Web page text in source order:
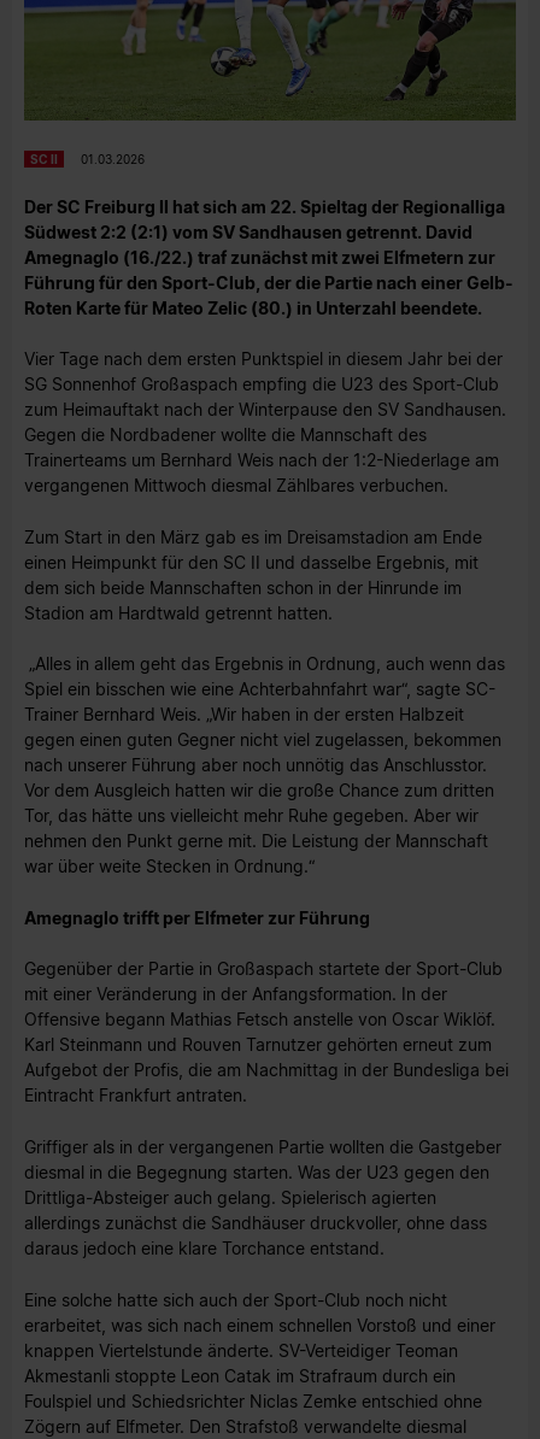
SC II 01.03.2026
Der SC Freiburg II hat sich am 22. Spieltag der Regionalliga
Südwest 2:2 (2:1) vom SV Sandhausen getrennt. David
Amegnaglo (16./22.) traf zunächst mit zwei Elfmetern zur
Führung für den Sport-Club, der die Partie nach einer Gelb-
Roten Karte für Mateo Zelic (80.) in Unterzahl beendete.
Vier Tage nach dem ersten Punktspiel in diesem Jahr bei der
SG Sonnenhof Großaspach empfing die U23 des Sport-Club
zum Heimauftakt nach der Winterpause den SV Sandhausen.
Gegen die Nordbadener wollte die Mannschaft des
Trainerteams um Bernhard Weis nach der 1:2-Niederlage am
vergangenen Mittwoch diesmal Zählbares verbuchen.
Zum Start in den März gab es im Dreisamstadion am Ende
einen Heimpunkt für den SC II und dasselbe Ergebnis, mit
dem sich beide Mannschaften schon in der Hinrunde im
Stadion am Hardtwald getrennt hatten.
„Alles in allem geht das Ergebnis in Ordnung, auch wenn das
Spiel ein bisschen wie eine Achterbahnfahrt war“, sagte SC-
Trainer Bernhard Weis. „Wir haben in der ersten Halbzeit
gegen einen guten Gegner nicht viel zugelassen, bekommen
nach unserer Führung aber noch unnötig das Anschlusstor.
Vor dem Ausgleich hatten wir die große Chance zum dritten
Tor, das hätte uns vielleicht mehr Ruhe gegeben. Aber wir
nehmen den Punkt gerne mit. Die Leistung der Mannschaft
war über weite Stecken in Ordnung.“
Amegnaglo trifft per Elfmeter zur Führung
Gegenüber der Partie in Großaspach startete der Sport-Club
mit einer Veränderung in der Anfangsformation. In der
Offensive begann Mathias Fetsch anstelle von Oscar Wiklöf.
Karl Steinmann und Rouven Tarnutzer gehörten erneut zum
Aufgebot der Profis, die am Nachmittag in der Bundesliga bei
Eintracht Frankfurt antraten.
Griffiger als in der vergangenen Partie wollten die Gastgeber
diesmal in die Begegnung starten. Was der U23 gegen den
Drittliga-Absteiger auch gelang. Spielerisch agierten
allerdings zunächst die Sandhäuser druckvoller, ohne dass
daraus jedoch eine klare Torchance entstand.
Eine solche hatte sich auch der Sport-Club noch nicht
erarbeitet, was sich nach einem schnellen Vorstoß und einer
knappen Viertelstunde änderte. SV-Verteidiger Teoman
Akmestanli stoppte Leon Catak im Strafraum durch ein
Foulspiel und Schiedsrichter Niclas Zemke entschied ohne
Zögern auf Elfmeter. Den Strafstoß verwandelte diesmal